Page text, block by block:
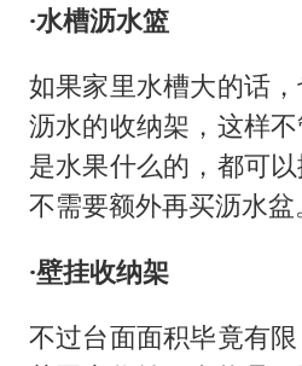
·水槽沥水篮
如果家里水槽大的话
沥水的收纳架，这样
是水果什么的，都可
不需要额外再买沥水盆
·壁挂收纳架
不过台面面积毕竟有